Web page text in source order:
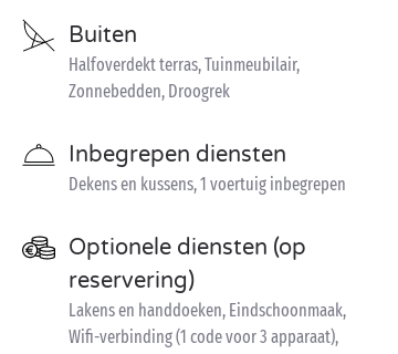
Buiten
Halfoverdekt terras, Tuinmeubilair,
Zonnebedden, Droogrek
Inbegrepen diensten
Dekens en kussens, 1 voertuig inbegrepen
Optionele diensten (op
reservering)
Lakens en handdoeken, Eindschoonmaak,
Wifi-verbinding (1 code voor 3 apparaat),